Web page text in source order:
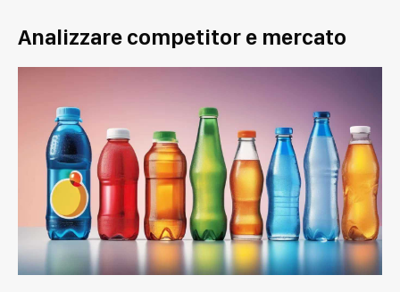
Analizzare competitor e mercato